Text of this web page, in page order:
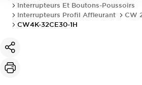
Interrupteurs Et Boutons-Poussoirs
Interrupteurs Profil Affleurant
CW
CW4K-32CE30-1H